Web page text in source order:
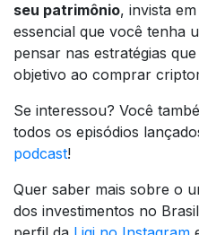
seu patrimônio, invista
essencial que você tenha
pensar nas estratégias
objetivo ao comprar
Se interessou? Você
todos os episódios
podcast!
Quer saber mais sobre o
dos investimentos no